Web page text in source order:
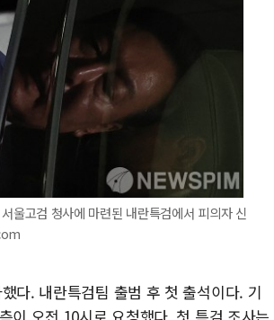
울고검 청사에 마련된 내란특검에서 피의자 신
다. 내란특검팀 출범 후 첫 출석이다. 기